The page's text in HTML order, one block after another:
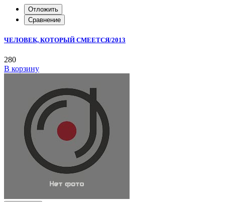
Отложить
Сравнение
ЧЕЛОВЕК, КОТОРЫЙ СМЕЕТСЯ/2013
280
В корзину